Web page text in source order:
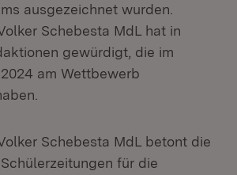
ausgezeichnet wurden.
Schebesta MdL hat in
gewürdigt, die im
am Wettbewerb
Schebesta MdL betont die
für die